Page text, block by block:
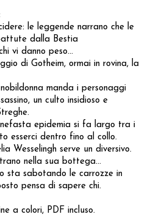
le leggende narrano che le
dalla Bestia
vi danno peso…
di Gotheim, ormai in rovina, la
manda i personaggi
un culto insidioso e
epidemia si fa largo tra i
esserci dentro fino al collo.
Wesselingh serve un diversivo.
nella sua bottega…
sta sabotando le carrozze in
pensa di sapere chi.
a colori, PDF incluso.